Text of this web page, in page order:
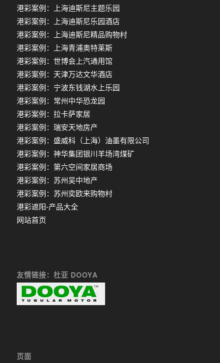
港彩案例：上海迪斯尼主题乐园
港彩案例：上海迪斯尼乐园酒店
港彩案例：上海迪斯尼精品购物村
港彩案例：上海青浦奥特莱斯
港彩案例：世博会上汽通用馆
港彩案例：天津万达文华酒店
港彩案例：宁波东钱湖水上乐园
港彩案例：常州中华恐龙园
港彩案例：拉卡萨家居
港彩案例：瑞安天地房产
港彩案例：盛威科（上海）油墨有限公司
港彩案例：神华集团银川羊场湾煤矿
港彩案例：第六空间家居商场
港彩案例：苏州吴中地产
港彩案例：苏州奕欧来购物村
港彩遮阳-产品大全
网站首页
友情链接：杜亚 DOOYA
页面